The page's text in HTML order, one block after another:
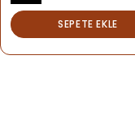
SEPETE EKLE